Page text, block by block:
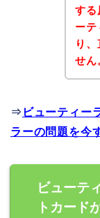
する
ーテ
り
せん
⇒ ビューティー
ラーの問題を今
ビューテ
トカード